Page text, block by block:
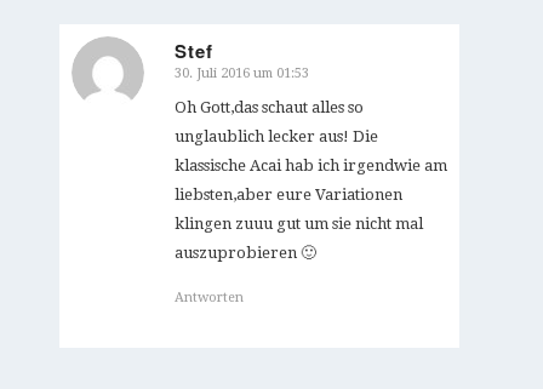
Stef
sagte:
30. Juli 2016 um 01:53
Oh Gott,das schaut alles so
unglaublich lecker aus! Die
klassische Acai hab ich irgendwie am
liebsten,aber eure Variationen
klingen zuuu gut um sie nicht mal
auszuprobieren 🙂
Antworten